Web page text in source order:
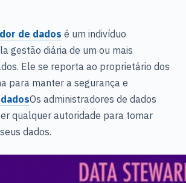
de dados é um indivíduo
gestão diária de um ou mais
Ele se reporta ao proprietário dos
para manter a segurança e
Os administradores de dados
qualquer autoridade para tomar
dados.